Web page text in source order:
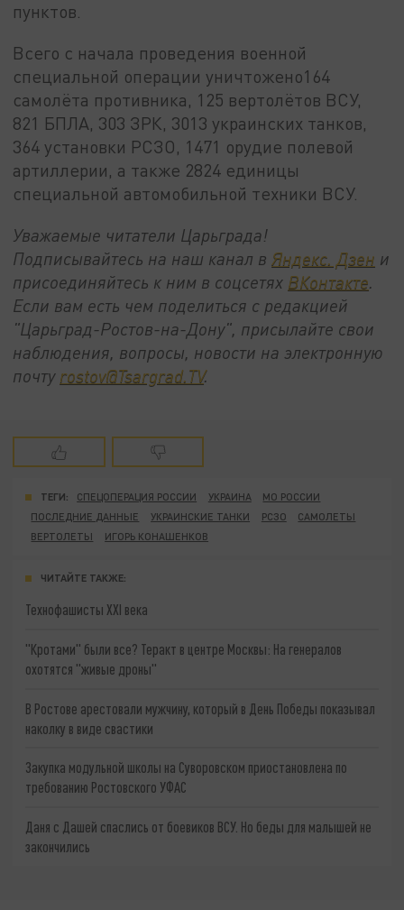
пунктов.
Всего с начала проведения военной
специальной операции уничтожено164
самолёта противника, 125 вертолётов ВСУ,
821 БПЛА, 303 ЗРК, 3013 украинских танков,
364 установки РСЗО, 1471 орудие полевой
артиллерии, а также 2824 единицы
специальной автомобильной техники ВСУ.
Уважаемые читатели Царьграда!
Подписывайтесь на наш канал в Яндекс. Дзен и
присоединяйтесь к ним в соцсетях ВКонтакте.
Если вам есть чем поделиться с редакцией
"Царьград-Ростов-на-Дону", присылайте свои
наблюдения, вопросы, новости на электронную
почту rostov@Tsargrad.ТV.
ТЕГИ: СПЕЦОПЕРАЦИЯ РОССИИ УКРАИНА
МО РОССИИ
ПОСЛЕДНИЕ ДАННЫЕ
УКРАИНСКИЕ ТАНКИ РСЗО
САМОЛЕТЫ
ВЕРТОЛЕТЫ
ИГОРЬ КОНАШЕНКОВ
ЧИТАЙТЕ ТАКЖЕ:
Технофашисты XXI века
"Кротами" были все? Теракт в центре Москвы: На генералов
охотятся "живые дроны"
В Ростове арестовали мужчину, который в День Победы показывал
наколку в виде свастики
Закупка модульной школы на Суворовском приостановлена по
требованию Ростовского УФАС
Даня с Дашей спаслись от боевиков ВСУ. Но беды для малышей не
закончились